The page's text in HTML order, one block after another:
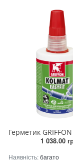
1 038.00
Наявність:багато